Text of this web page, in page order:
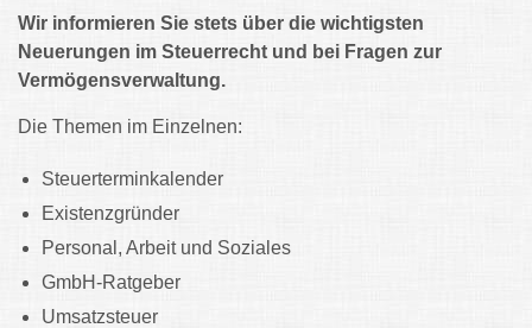
Wir informieren Sie stets über die wichtigsten
Neuerungen im Steuerrecht und bei Fragen zur
Vermögens­verwaltung.
Die Themen im Einzelnen:
Steuerterminkalender
Existenzgründer
Personal, Arbeit und Soziales
GmbH-Ratgeber
Umsatzsteuer